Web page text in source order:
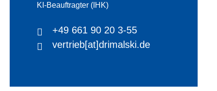
KI-Beauftragter (IHK)
+49 661 90 20 3-55
vertrieb[at]drimalski.de